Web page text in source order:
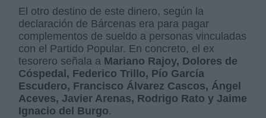
El otro destino de este dinero, según la
declaración de Bárcenas era para pagar
complementos de sueldo a personas vinculadas
con el Partido Popular. En concreto, el ex
tesorero señala a Mariano Rajoy, Dolores de
Cóspedal, Federico Trillo, Pío García
Escudero, Francisco Álvarez Cascos, Ángel
Aceves, Javier Arenas, Rodrigo Rato y Jaime
Ignacio del Burgo.